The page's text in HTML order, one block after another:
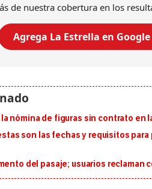
de nuestra cobertura en los
Agrega La Estrella en
nómina de figuras sin contrato en
son las fechas y requisitos
del pasaje; usuarios reclaman
da